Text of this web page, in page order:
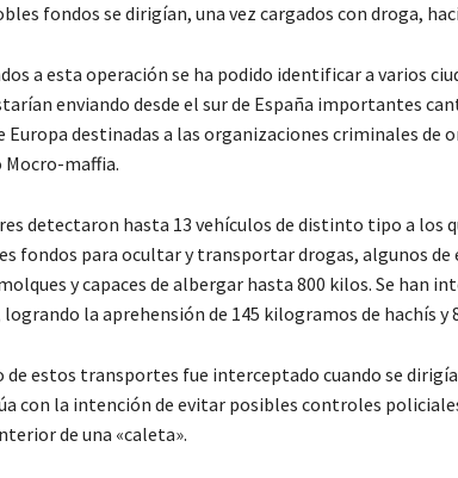
fondos se dirigían, una vez cargados con droga,
a esta operación se ha podido identificar a varios
enviando desde el sur de España importantes
Europa destinadas a las organizaciones criminales de
Mocro-maffia.
detectaron hasta 13 vehículos de distinto tipo a los
fondos para ocultar y transportar drogas, algunos de
y capaces de albergar hasta 800 kilos. Se han
la aprehensión de 145 kilogramos de hachís y
de estos transportes fue interceptado cuando se
con la intención de evitar posibles controles
de una «caleta».